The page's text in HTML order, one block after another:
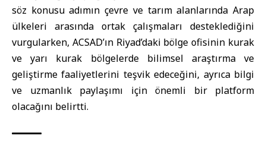
söz konusu adımın çevre ve tarım alanlarında Arap
ülkeleri arasında ortak çalışmaları desteklediğini
vurgularken, ACSAD’ın Riyad’daki bölge ofisinin kurak
ve yarı kurak bölgelerde bilimsel araştırma ve
geliştirme faaliyetlerini teşvik edeceğini, ayrıca bilgi
ve uzmanlık paylaşımı için önemli bir platform
olacağını belirtti.